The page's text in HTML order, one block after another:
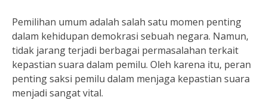
Pemilihan umum adalah salah satu momen penting
dalam kehidupan demokrasi sebuah negara. Namun,
tidak jarang terjadi berbagai permasalahan terkait
kepastian suara dalam pemilu. Oleh karena itu, peran
penting saksi pemilu dalam menjaga kepastian suara
menjadi sangat vital.